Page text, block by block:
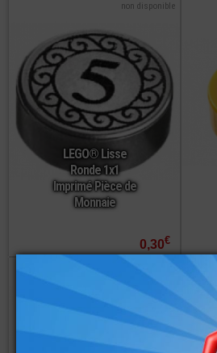
LEGO® Lisse
Ronde 1x1
Imprimé Pièce de
Monnaie
0,30€
non disponible
commander